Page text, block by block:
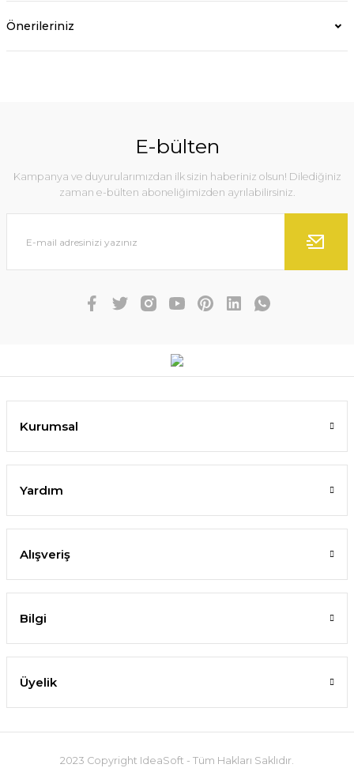
Önerileriniz
E-bülten
Kampanya ve duyurularımızdan ilk sizin haberiniz olsun! Dilediğiniz
zaman e-bülten aboneliğimizden ayrılabilirsiniz.
Kurumsal
Yardım
Alışveriş
Bilgi
Üyelik
2023 Copyright IdeaSoft - Tüm Hakları Saklıdır.